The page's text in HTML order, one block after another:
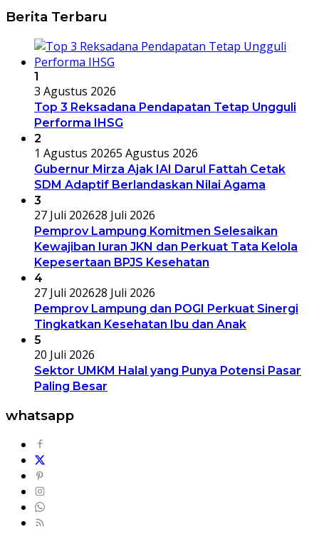
Berita Terbaru
1
3 Agustus 2026
Top 3 Reksadana Pendapatan Tetap Ungguli
Performa IHSG
2
1 Agustus 20265 Agustus 2026
Gubernur Mirza Ajak IAI Darul Fattah Cetak
SDM Adaptif Berlandaskan Nilai Agama
3
27 Juli 202628 Juli 2026
Pemprov Lampung Komitmen Selesaikan
Kewajiban Iuran JKN dan Perkuat Tata Kelola
Kepesertaan BPJS Kesehatan
4
27 Juli 202628 Juli 2026
Pemprov Lampung dan POGI Perkuat Sinergi
Tingkatkan Kesehatan Ibu dan Anak
5
20 Juli 2026
Sektor UMKM Halal yang Punya Potensi Pasar
Paling Besar
whatsapp